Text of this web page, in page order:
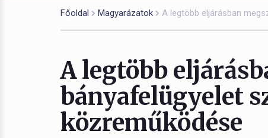
Főoldal Magyarázatok A legtöbb eljárásban
A legtöbb
bányafelügyelet
közreműködése